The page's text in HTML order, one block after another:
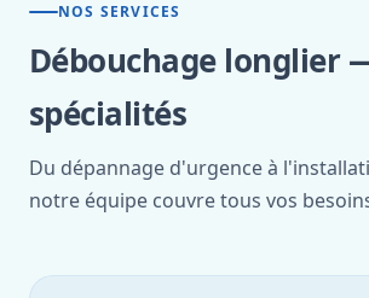
NOS SERVICES
Débouchage longlier
spécialités
Du dépannage d'urgence à
notre équipe couvre tous vos